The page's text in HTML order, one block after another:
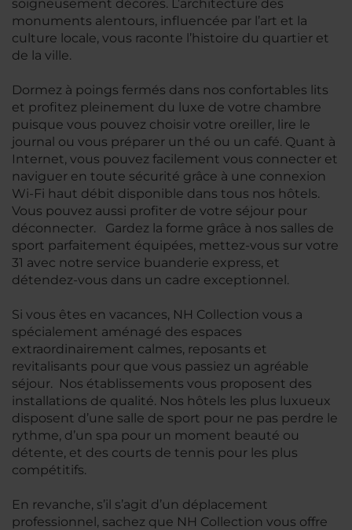
soigneusement décorés. L’architecture des
monuments alentours, influencée par l’art et la
culture locale, vous raconte l’histoire du quartier et
de la ville.
Dormez à poings fermés dans nos confortables lits
et profitez pleinement du luxe de votre chambre
puisque vous pouvez choisir votre oreiller, lire le
journal ou vous préparer un thé ou un café. Quant à
Internet, vous pouvez facilement vous connecter et
naviguer en toute sécurité grâce à une connexion
Wi-Fi haut débit disponible dans tous nos hôtels.
Vous pouvez aussi profiter de votre séjour pour
déconnecter. Gardez la forme grâce à nos salles de
sport parfaitement équipées, mettez-vous sur votre
31 avec notre service buanderie express, et
détendez-vous dans un cadre exceptionnel.
Si vous êtes en vacances, NH Collection vous a
spécialement aménagé des espaces
extraordinairement calmes, reposants et
revitalisants pour que vous passiez un agréable
séjour. Nos établissements vous proposent des
installations de qualité. Nos hôtels les plus luxueux
disposent d’une salle de sport pour ne pas perdre le
rythme, d’un spa pour un moment beauté ou
détente, et des courts de tennis pour les plus
compétitifs.
En revanche, s’il s’agit d’un déplacement
professionnel, sachez que NH Collection vous offre